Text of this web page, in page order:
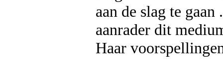
aan de slag te
aanrader dit
Haar